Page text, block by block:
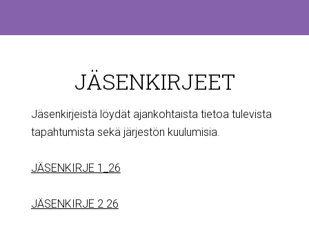
JÄSENKIRJEET
Jäsenkirjeistä löydät ajankohtaista tietoa tulevista
tapahtumista sekä järjestön kuulumisia.
JÄSENKIRJE 1_26
JÄSENKIRJE 2 26